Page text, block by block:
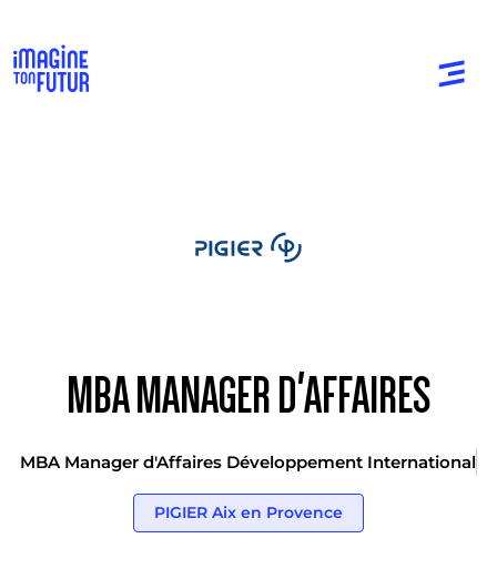
MBA MANAGER D'AFFAIRES
MBA Manager d'Affaires Développement International
PIGIER Aix en Provence